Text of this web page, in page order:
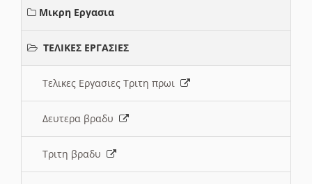
Μικρη Εργασια
ΤΕΛΙΚΕΣ ΕΡΓΑΣΙΕΣ
Τελικες Εργασιες Τριτη πρωι
Δευτερα βραδυ
Τριτη βραδυ